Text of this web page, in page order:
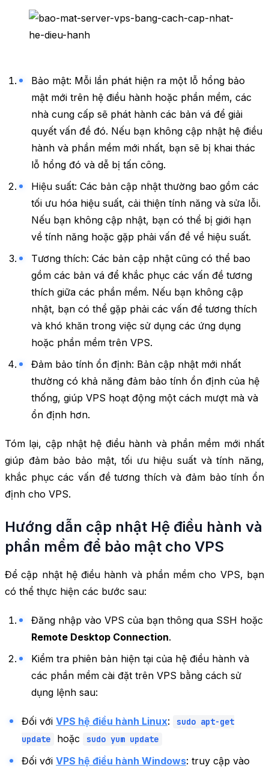
Bảo mật: Mỗi lần phát hiện ra một lỗ hổng bảo
mật mới trên hệ điều hành hoặc phần mềm, các
nhà cung cấp sẽ phát hành các bản vá để giải
quyết vấn đề đó. Nếu bạn không cập nhật hệ điều
hành và phần mềm mới nhất, bạn sẽ bị khai thác
lỗ hổng đó và dễ bị tấn công.
Hiệu suất: Các bản cập nhật thường bao gồm các
tối ưu hóa hiệu suất, cải thiện tính năng và sửa lỗi.
Nếu bạn không cập nhật, bạn có thể bị giới hạn
về tính năng hoặc gặp phải vấn đề về hiệu suất.
Tương thích: Các bản cập nhật cũng có thể bao
gồm các bản vá để khắc phục các vấn đề tương
thích giữa các phần mềm. Nếu bạn không cập
nhật, bạn có thể gặp phải các vấn đề tương thích
và khó khăn trong việc sử dụng các ứng dụng
hoặc phần mềm trên VPS.
Đảm bảo tính ổn định: Bản cập nhật mới nhất
thường có khả năng đảm bảo tính ổn định của hệ
thống, giúp VPS hoạt động một cách mượt mà và
ổn định hơn.
Tóm lại, cập nhật hệ điều hành và phần mềm mới nhất
giúp đảm bảo bảo mật, tối ưu hiệu suất và tính năng,
khắc phục các vấn đề tương thích và đảm bảo tính ổn
định cho VPS.
Hướng dẫn cập nhật Hệ điều hành và
phần mềm để bảo mật cho VPS
Để cập nhật hệ điều hành và phần mềm cho VPS, bạn
có thể thực hiện các bước sau:
Đăng nhập vào VPS của bạn thông qua SSH hoặc
Remote Desktop Connection.
Kiểm tra phiên bản hiện tại của hệ điều hành và
các phần mềm cài đặt trên VPS bằng cách sử
dụng lệnh sau:
Đối với VPS hệ điều hành Linux:
sudo apt-get
update
hoặc sudo yum update
Đối với VPS hệ điều hành Windows: truy cập vào